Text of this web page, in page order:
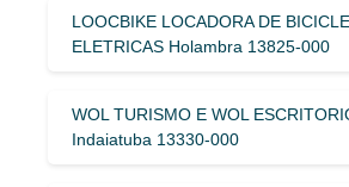
LOOCBIKE LOCADORA DE
ELETRICAS Holambra 13825-000
WOL TURISMO E WOL
Indaiatuba 13330-000